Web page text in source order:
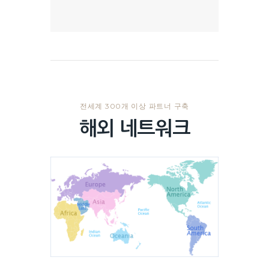
전세계 300개 이상 파트너 구축
해외 네트워크